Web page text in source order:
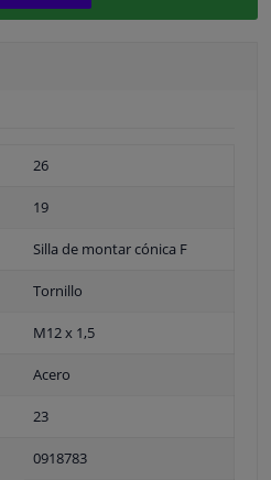
26
19
Silla de montar cónica F
Tornillo
M12 x 1,5
Acero
23
0918783